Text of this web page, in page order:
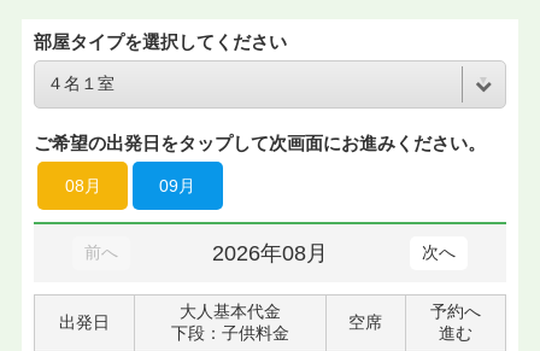
部屋タイプを選択してください
ご希望の出発日をタップして次画面にお進みください。
08月 09月
前へ 2026年08月 次へ
出発日
大人基本代金
下段：子供料金
空席
予約へ
進む